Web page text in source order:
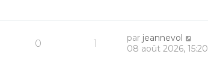
0 1 par jeannevol
08 août 2026, 15:20